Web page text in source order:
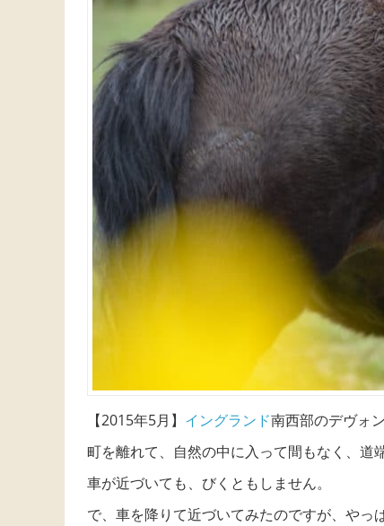
【2015年5月】 イングランド南西部のデヴォ
町を離れて、自然の中に入って間もなく、道
車が近づいても、びくともしません。
で、車を降りて近づいてみたのですが、やっ